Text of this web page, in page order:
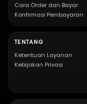
Cara Order dan Bayar
Konfirmasi Pembayaran
TENTANG
Ketentuan Layanan
Kebijakan Privasi